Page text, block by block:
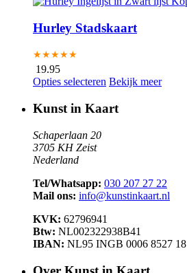
Hurley Stadskaart
★★★★★
19.95
Opties selecteren Bekijk meer
Kunst in Kaart
Schaperlaan 20
3705 KH Zeist
Nederland
Tel/Whatsapp: 030 207 27 22
Mail ons: info@kunstinkaart.nl
KVK: 62796941
Btw: NL002322938B41
IBAN: NL95 INGB 0006 8527 18